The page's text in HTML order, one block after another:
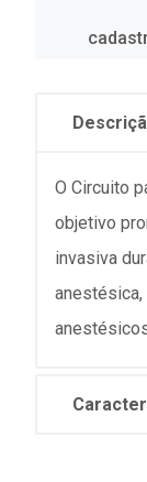
O Circuito
objetivo
invasiva